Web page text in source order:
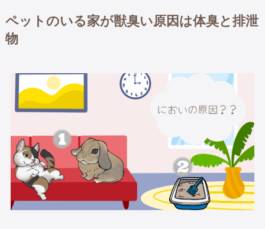
ペットのいる家が獣臭い原因は体臭と排泄
物